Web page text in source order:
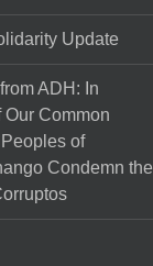
Update
ADH: In
Our Common
of
Condemn the